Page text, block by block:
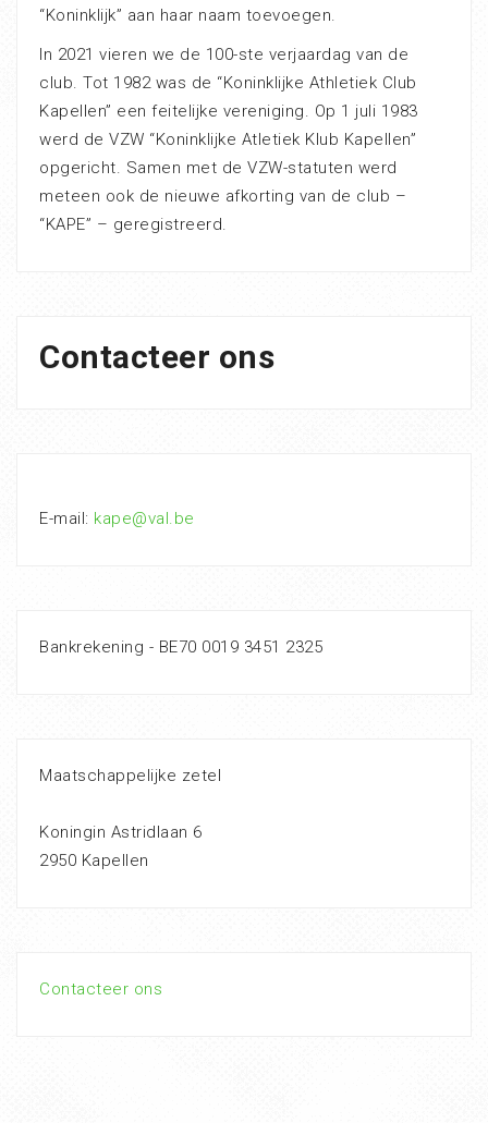
“Koninklijk” aan haar naam toevoegen.
In 2021 vieren we de 100-ste verjaardag van de
club. Tot 1982 was de “Koninklijke Athletiek Club
Kapellen” een feitelijke vereniging. Op 1 juli 1983
werd de VZW “Koninklijke Atletiek Klub Kapellen”
opgericht. Samen met de VZW-statuten werd
meteen ook de nieuwe afkorting van de club –
“KAPE” – geregistreerd.
Contacteer ons
E-mail: kape@val.be
Bankrekening - BE70 0019 3451 2325
Maatschappelijke zetel
Koningin Astridlaan 6
2950 Kapellen
Contacteer ons